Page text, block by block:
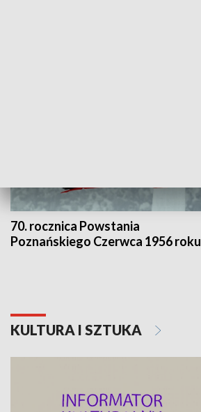
70. rocznica Powstania
Poznańskiego Czerwca 1956 roku
KULTURA I SZTUKA